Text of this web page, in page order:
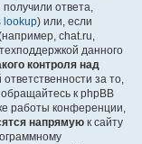
ответа,
lookup) или, если
chat.ru,
данного
контроля над
за то,
к phpBB
работы конференции,
напрямую к сайту